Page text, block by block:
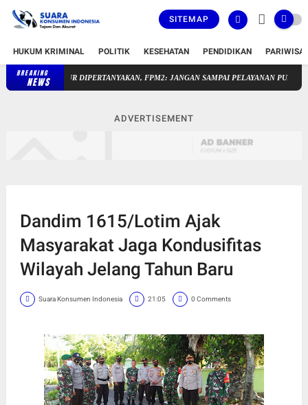
SITEMAP
HUKUM KRIMINAL POLITIK KESEHATAN PENDIDIKAN
BREAKING
NEWS RANGKAP JABATAN PLT KEPALA UPTD SAKRA TIMUR
ADVERTISEMENT
Dandim 1615/Lotim Ajak
Masyarakat Jaga Kondusifitas
Wilayah Jelang Tahun Baru
Suara Konsumen Indonesia 21:05 0 Comments